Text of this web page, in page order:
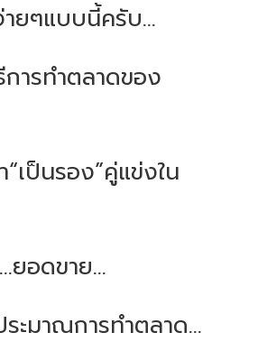
ยๆแบบนี้ครับ...
ารทำตลาดของ
“เป็นรอง”คู่แข่งใน
ยอดขาย...
ะมาณการทำตลาด...